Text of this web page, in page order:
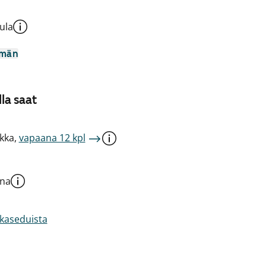
saat
vapaana 12 kpl